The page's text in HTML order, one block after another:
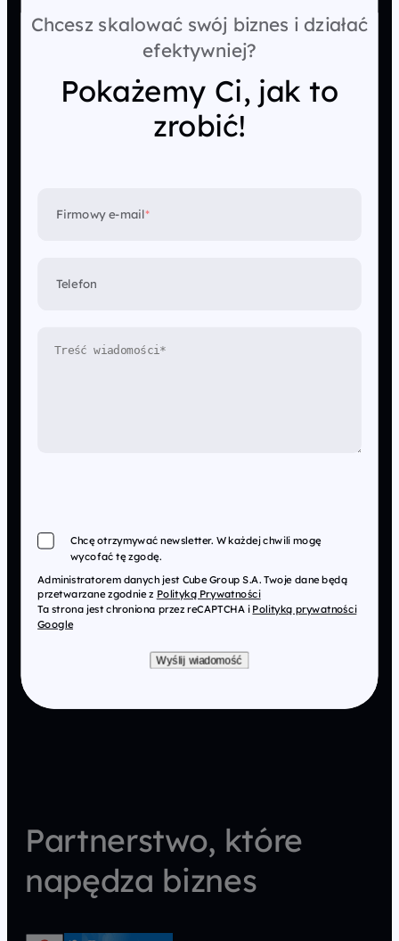
Chcesz skalować swój biznes i działać
efektywniej?
Pokażemy Ci, jak to
zrobić!
Firmowy e-mail*
Telefon
Chcę otrzymywać newsletter. W każdej chwili mogę
wycofać tę zgodę.
Administratorem danych jest Cube Group S.A. Twoje dane będą
przetwarzane zgodnie z Polityką Prywatności
Ta strona jest chroniona przez reCAPTCHA i Polityką prywatności
Google
Wyślij wiadomość
Partnerstwo, które
napędza biznes